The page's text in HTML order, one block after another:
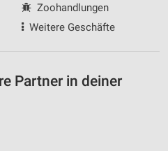
Zoohandlungen
Weitere Geschäfte
Partner in deiner